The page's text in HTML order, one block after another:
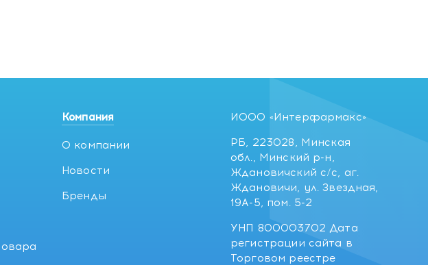
Компания
О компании
Новости
Бренды
ИООО «Интерфармакс»
РБ, 223028, Минская
обл., Минский р-н,
Ждановичский с/с, аг.
Ждановичи, ул. Звездная,
19А-5, пом. 5-2
УНП 800003702 Дата
регистрации сайта в
Торговом реестре